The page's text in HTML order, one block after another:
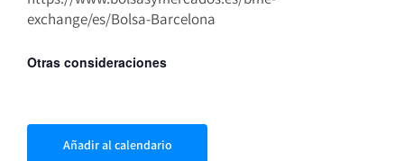
exchange/es/Bolsa-Barcelona
Otras consideraciones
Añadir al calendario